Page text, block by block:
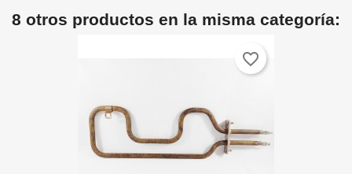
8 otros productos en la misma categoría:
favorite_border